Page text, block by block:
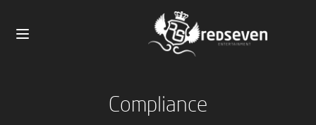
Compliance